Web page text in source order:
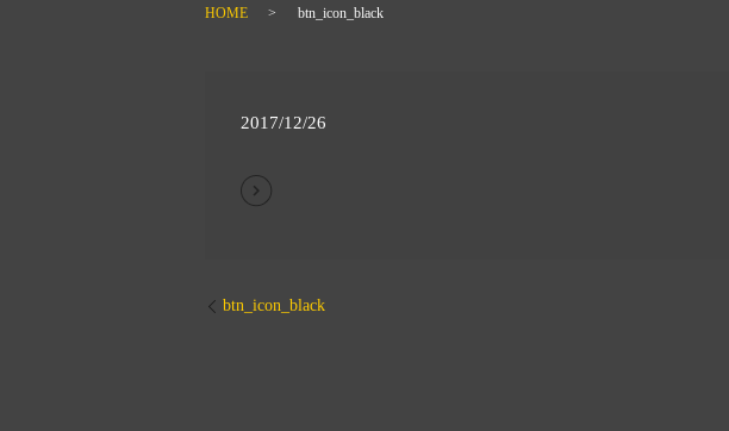
HOME btn_icon_black
2017/12/26
btn_icon_black